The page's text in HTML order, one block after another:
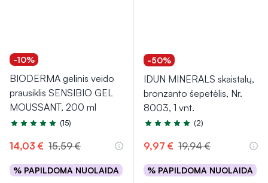
-10%
BIODERMA gelinis veido
prausiklis SENSIBIO GEL
MOUSSANT, 200 ml
Įvertinimas 5.0 iš 5
(15)
14,03 € 15,59 €
% PAPILDOMA NUOLAIDA
-50%
IDUN MINERALS skaistalų,
bronzanto šepetėlis, Nr.
8003, 1 vnt.
Įvertinimas 5.0 iš 5
(2)
9,97 € 19,94 €
% PAPILDOMA NUOLAIDA